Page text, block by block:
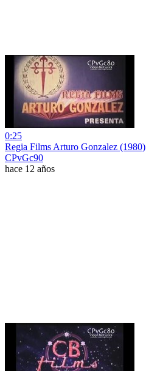
0:25
Regia Films Arturo Gonzalez (1980)
CPvGc90
hace 12 años